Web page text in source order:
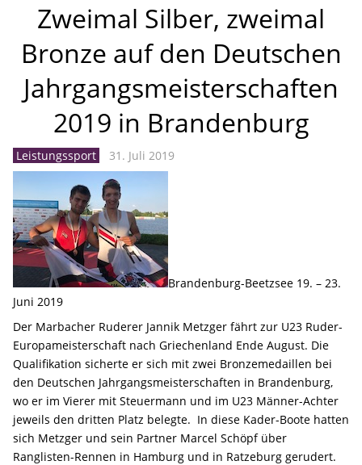
Zweimal Silber, zweimal
Bronze auf den Deutschen
Jahrgangsmeisterschaften
2019 in Brandenburg
Leistungssport 31. Juli 2019
Brandenburg-Beetzsee 19. – 23.
Juni 2019
Der Marbacher Ruderer Jannik Metzger fährt zur U23 Ruder-
Europameisterschaft nach Griechenland Ende August. Die
Qualifikation sicherte er sich mit zwei Bronzemedaillen bei
den Deutschen Jahrgangsmeisterschaften in Brandenburg,
wo er im Vierer mit Steuermann und im U23 Männer-Achter
jeweils den dritten Platz belegte. In diese Kader-Boote hatten
sich Metzger und sein Partner Marcel Schöpf über
Ranglisten-Rennen in Hamburg und in Ratzeburg gerudert.